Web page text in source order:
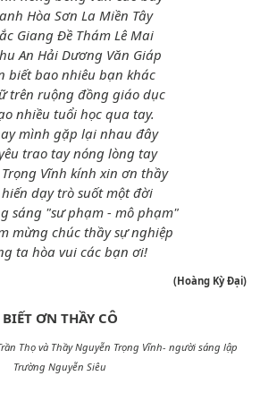
Hòa Sơn La Miền Tây
Giang Đề Thám Lê Mai
An Hải Dương Văn Giáp
biết bao nhiêu bạn khác
trên ruộng đồng giáo dục
nhiều tuổi học qua tay.
mình gặp lại nhau đây
trao tay nóng lòng tay
Vĩnh kính xin ơn thầy
hiến dạy trò suốt một đời
sáng "sư phạm - mô phạm"
mừng chúc thầy sự nghiệp
ta hòa vui các bạn ơi!
(Hoàng Kỳ Đại)
BIẾT ƠN THẦY CÔ
Thọ và Thầy Nguyễn Trọng Vĩnh- người sáng lập
Trường Nguyễn Siêu